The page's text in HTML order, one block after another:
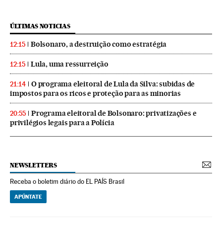
ÚLTIMAS NOTICIAS
12:15 Bolsonaro, a destruição como estratégia
12:15 Lula, uma ressurreição
21:14
O programa eleitoral de Lula da Silva: subidas de
impostos para os ricos e proteção para as minorias
20:55
Programa eleitoral de Bolsonaro: privatizações e
privilégios legais para a Polícia
NEWSLETTERS
Receba o boletim diário do EL PAÍS Brasil
APÚNTATE